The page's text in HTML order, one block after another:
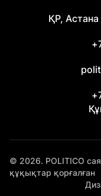
ҚР,
© 2026. POLITICO
құқықтар қорғалған